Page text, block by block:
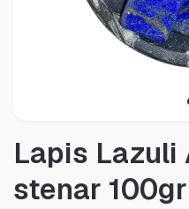
Lapis Lazuli
stenar 100gr